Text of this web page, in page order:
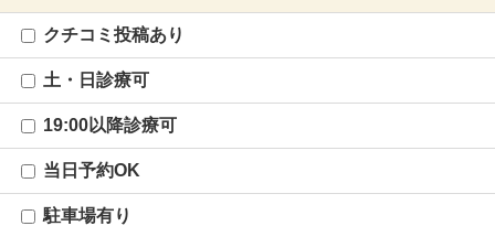
クチコミ投稿あり
土・日診療可
19:00以降診療可
当日予約OK
駐車場有り